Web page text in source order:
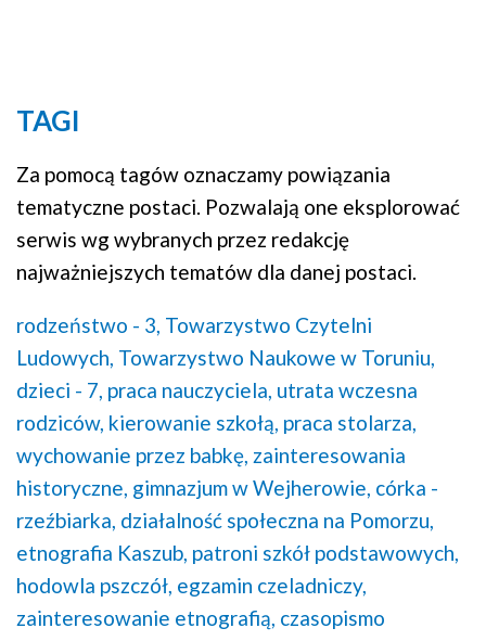
TAGI
Za pomocą tagów oznaczamy powiązania
tematyczne postaci. Pozwalają one eksplorować
serwis wg wybranych przez redakcję
najważniejszych tematów dla danej postaci.
rodzeństwo - 3, Towarzystwo Czytelni
Ludowych, Towarzystwo Naukowe w Toruniu,
dzieci - 7, praca nauczyciela, utrata wczesna
rodziców, kierowanie szkołą, praca stolarza,
wychowanie przez babkę, zainteresowania
historyczne, gimnazjum w Wejherowie, córka -
rzeźbiarka, działalność społeczna na Pomorzu,
etnografia Kaszub, patroni szkół podstawowych,
hodowla pszczół, egzamin czeladniczy,
zainteresowanie etnografią, czasopismo